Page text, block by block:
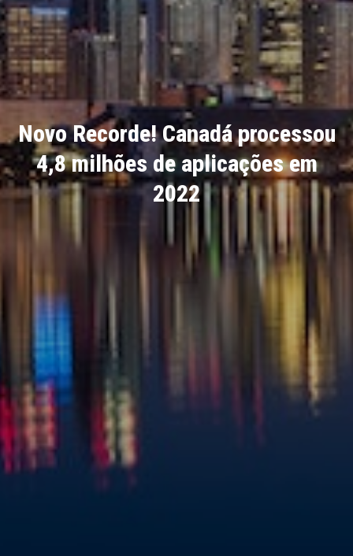
Novo Recorde! Canadá processou
4,8 milhões de aplicações em
2022